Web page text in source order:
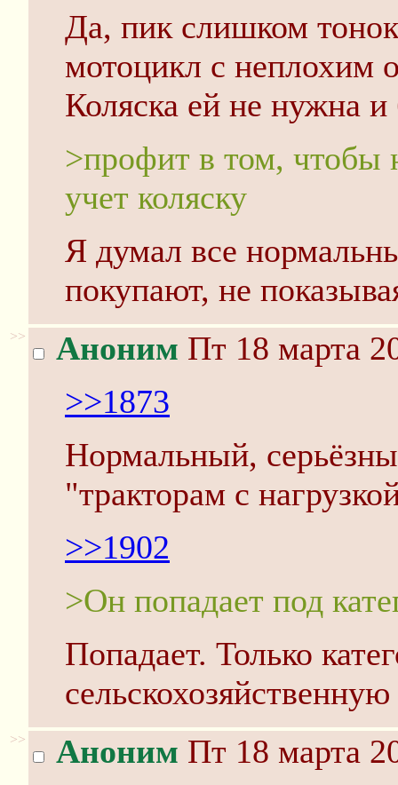
Да, пик слишком
мотоцикл с неплохим
Коляска ей не нужна и
>профит в том, чтобы
учет коляску
Я думал все
покупают, не
>> Аноним Пт 18 марта
>>1873
Нормальный,
"тракторам с
>>1902
>Он попадает под
Попадает. Только
>> Аноним Пт 18 марта